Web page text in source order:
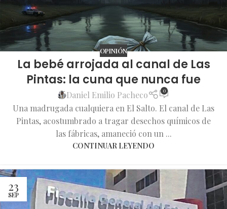
OPINIÓN
La bebé arrojada al canal de Las
Pintas: la cuna que nunca fue
Daniel Emilio Pacheco 0
Una madrugada cualquiera en El Salto. El canal de Las
Pintas, acostumbrado a tragar desechos químicos de
las fábricas, amaneció con un ...
CONTINUAR LEYENDO
23
SEP